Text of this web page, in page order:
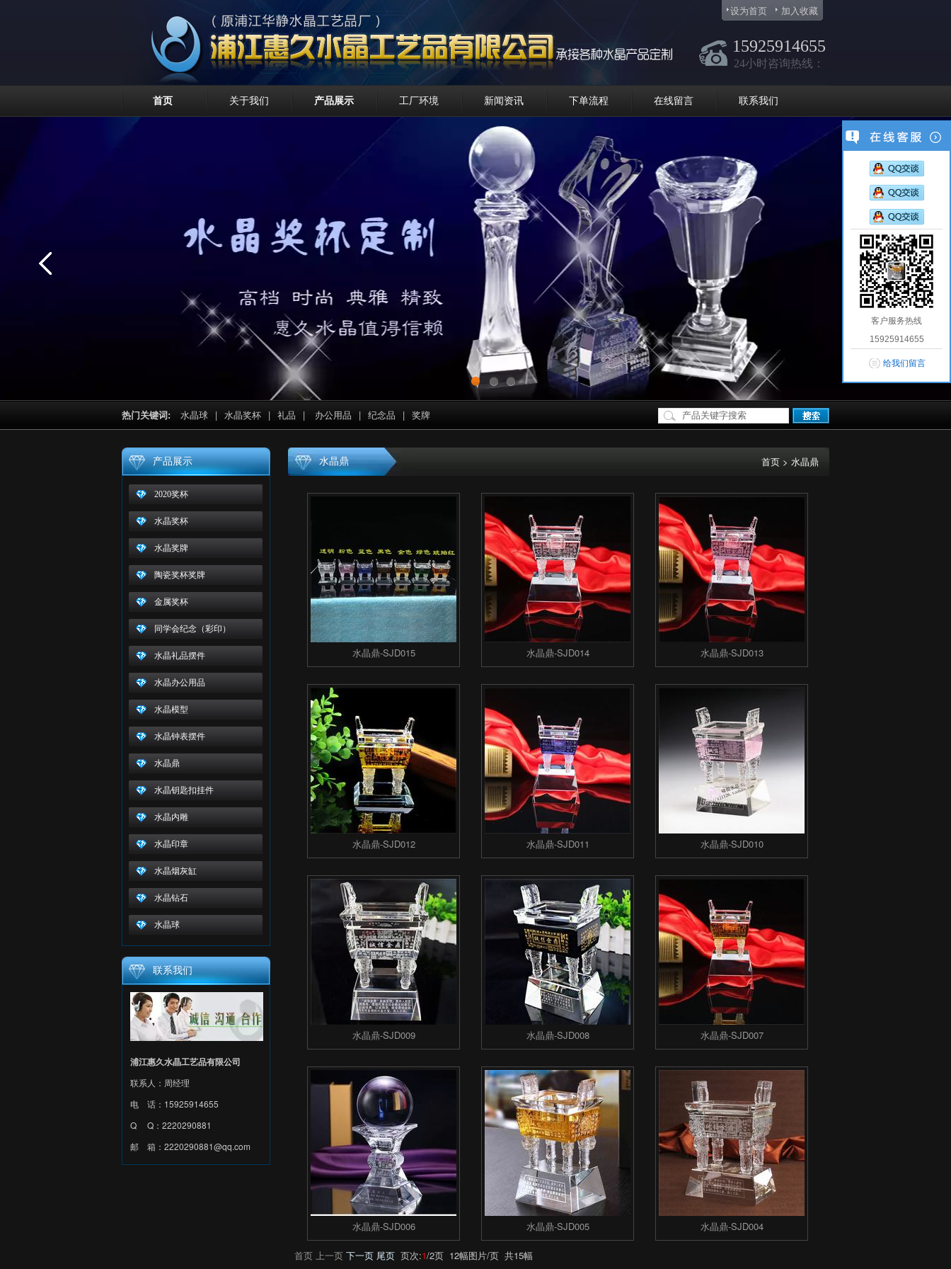
设为首页 加入收藏
15925914655
24小时咨询热线：
首页 关于我们 产品展示 工厂环境 新闻资讯 下单流程 在线留言 联系我们
1 2
3
热门关键词:
水晶球 | 水晶奖杯 | 礼品 | 办公用品 | 纪念品 | 奖牌
产品展示
2020奖杯
水晶奖杯
水晶奖牌
陶瓷奖杯奖牌
金属奖杯
同学会纪念（彩印）
水晶礼品摆件
水晶办公用品
水晶模型
水晶钟表摆件
水晶鼎
水晶钥匙扣挂件
水晶内雕
水晶印章
水晶烟灰缸
水晶钻石
水晶球
联系我们
浦江惠久水晶工艺品有限公司
联系人：周经理
电 话：15925914655
Q Q：2220290881
邮 箱： 2220290881@qq.com
水晶鼎 首页 > 水晶鼎
水晶鼎-SJD015 水晶鼎-SJD014 水晶鼎-SJD013
水晶鼎-SJD012 水晶鼎-SJD011 水晶鼎-SJD010
水晶鼎-SJD009 水晶鼎-SJD008 水晶鼎-SJD007
水晶鼎-SJD006 水晶鼎-SJD005 水晶鼎-SJD004
首页 上一页 下一页 尾页 页次:1/2页 12幅图片/页 共15幅
客户服务热线
15925914655
给我们留言